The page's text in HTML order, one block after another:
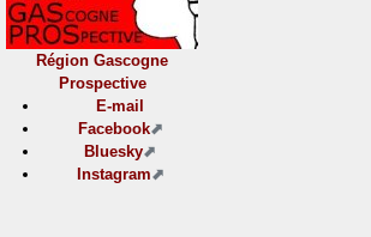
Région Gascogne
Prospective
E-mail
Facebook
Bluesky
Instagram